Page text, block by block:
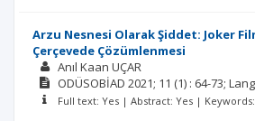
Arzu Nesnesi Olarak Şiddet: Joker
Çerçevede Çözümlenmesi
Anıl Kaan UÇAR
ODÜSOBİAD 2021; 11 (1) : 64-73;
Full text: Yes | Abstract: Yes |